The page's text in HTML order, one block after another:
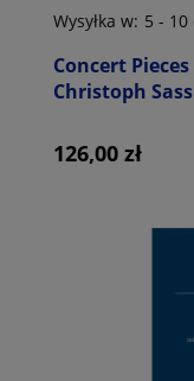
Concert
Christoph
początkujących
Wysyłka w: 5 - 10
126,00 zł